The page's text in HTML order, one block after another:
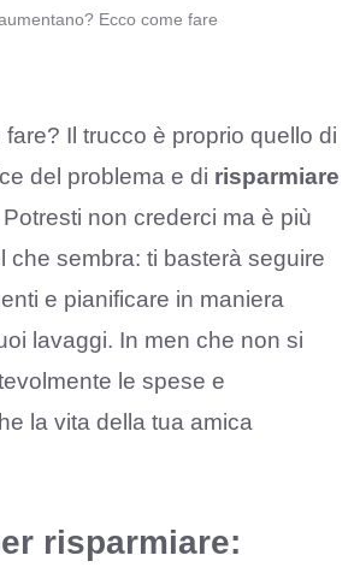
Ecco come fare
Il trucco è proprio quello di
del problema e di risparmiare
Potresti non crederci ma è più
che sembra: ti basterà seguire
e pianificare in maniera
lavaggi. In men che non si
le spese e
la vita della tua amica
risparmiare: